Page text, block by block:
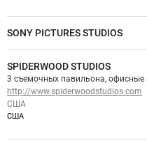
SONY PICTURES STUDIOS
США
США
http://www.spiderwoodstudios.com
SPIDERWOOD STUDIOS
3 съемочных павильона,